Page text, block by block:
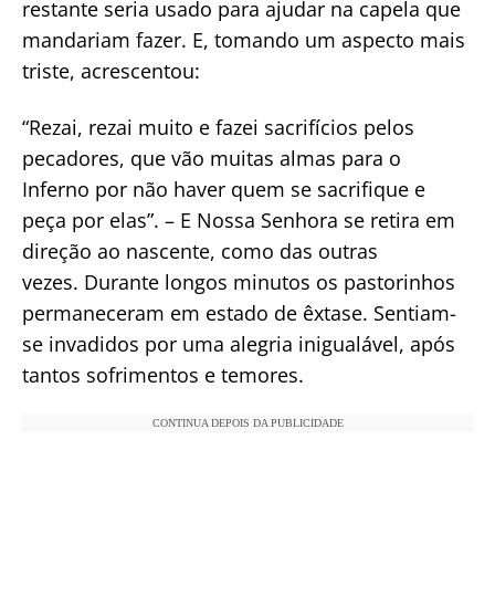
restante seria usado para ajudar na capela que
mandariam fazer. E, tomando um aspecto mais
triste, acrescentou:
“Rezai, rezai muito e fazei sacrifícios pelos
pecadores, que vão muitas almas para o
Inferno por não haver quem se sacrifique e
peça por elas”. – E Nossa Senhora se retira em
direção ao nascente, como das outras
vezes. Durante longos minutos os pastorinhos
permaneceram em estado de êxtase. Sentiam-
se invadidos por uma alegria inigualável, após
tantos sofrimentos e temores.
CONTINUA DEPOIS DA PUBLICIDADE